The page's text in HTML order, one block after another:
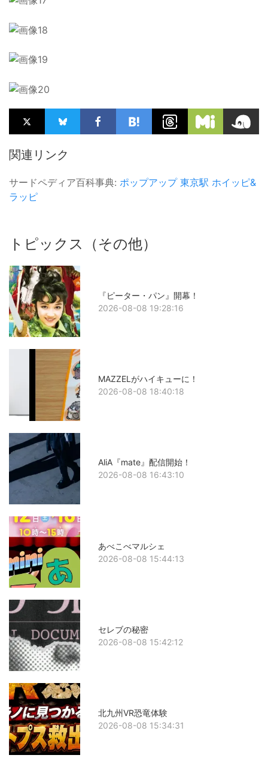
関連リンク
サードペディア百科事典: ポップアップ 東京駅 ホイッピ&
ラッピ
トピックス（その他）
『ピーター・パン』開幕！
2026-08-08 19:28:16
MAZZELがハイキューに！
2026-08-08 18:40:18
AliA『mate』配信開始！
2026-08-08 16:43:10
あべこべマルシェ
2026-08-08 15:44:13
セレブの秘密
2026-08-08 15:42:12
北九州VR恐竜体験
2026-08-08 15:34:31